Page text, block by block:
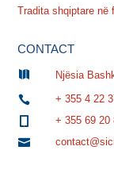
Tradita shqiptare në
CONTACT
 Njësia

+ 355 4 22
+ 355 69 20
